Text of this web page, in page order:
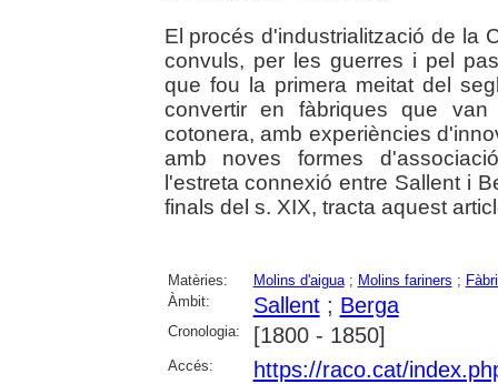
El procés d'industrialització de la
convuls, per les guerres i pel
que fou la primera meitat del
convertir en fàbriques que
cotonera, amb experiències
amb noves formes
l'estreta connexió entre Sallent i
finals del s. XIX, tracta aquest
Matèries: Molins d'aigua; Molins fariners ;
Àmbit:
Sallent; Berga
Cronologia: [1800 - 1850]
Accés: https://raco.cat/